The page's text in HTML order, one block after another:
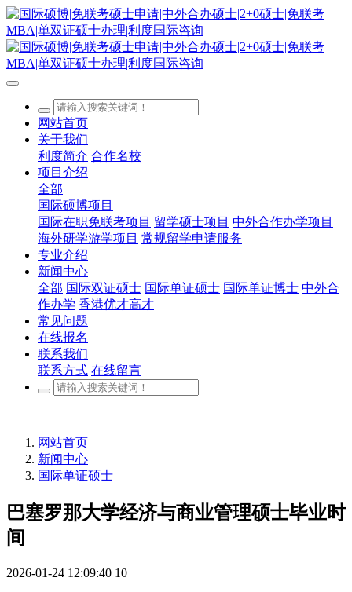
网站首页
关于我们
利度简介 合作名校
项目介绍
全部
国际硕博项目
国际在职免联考项目 留学硕士项目 中外合作办学项目
海外研学游学项目 常规留学申请服务
专业介绍
新闻中心
全部 国际双证硕士 国际单证硕士 国际单证博士 中外合
作办学 香港优才高才
常见问题
在线报名
联系我们
联系方式 在线留言
网站首页
新闻中心
国际单证硕士
巴塞罗那大学经济与商业管理硕士毕业时
间
2026-01-24 12:09:40 10